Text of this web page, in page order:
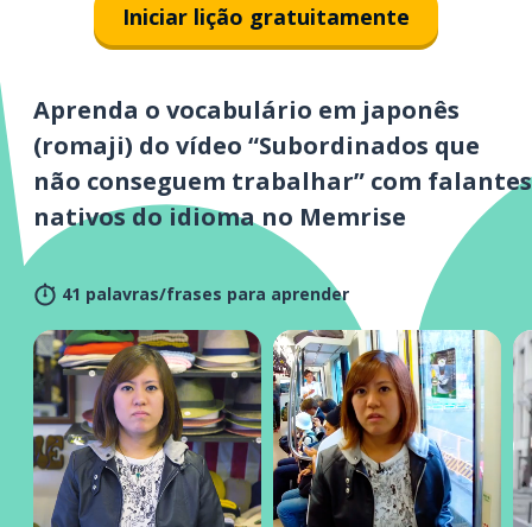
Iniciar lição gratuitamente
Aprenda o vocabulário em japonês
(romaji) do vídeo “Subordinados que
não conseguem trabalhar” com falantes
nativos do idioma no Memrise
41 palavras/frases para aprender